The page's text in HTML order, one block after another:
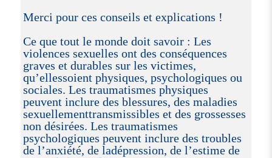
Merci pour ces conseils et explications !
Ce que tout le monde doit savoir : Les
violences sexuelles ont des conséquences
graves et durables sur les victimes,
qu’ellessoient physiques, psychologiques ou
sociales. Les traumatismes physiques
peuvent inclure des blessures, des maladies
sexuellementtransmissibles et des grossesses
non désirées. Les traumatismes
psychologiques peuvent inclure des troubles
de l’anxiété, de ladépression, de l’estime de